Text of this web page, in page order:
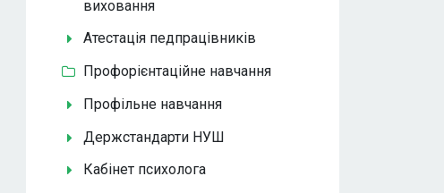
виховання
Атестація педпрацівників
Профорієнтаційне навчання
Профільне навчання
Держстандарти НУШ
Кабінет психолога